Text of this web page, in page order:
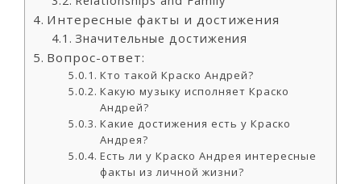
Интересные факты и достижения
Значительные достижения
Вопрос-ответ:
Кто такой Краско Андрей?
Какую музыку исполняет Краско
Андрей?
Какие достижения есть у Краско
Андрея?
Есть ли у Краско Андрея интересные
факты из личной жизни?